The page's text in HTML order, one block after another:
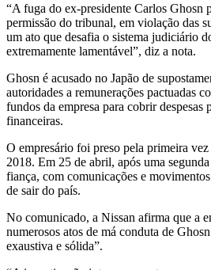
“A fuga do ex-presidente Carlos Ghosn
permissão do tribunal, em violação das
um ato que desafia o sistema judiciário
extremamente lamentável”, diz a nota.
Ghosn é acusado no Japão de
autoridades a remunerações pactuadas
fundos da empresa para cobrir despesas
financeiras.
O empresário foi preso pela primeira
2018. Em 25 de abril, após uma
fiança, com comunicações e
de sair do país.
No comunicado, a Nissan afirma que a
numerosos atos de má conduta de
exaustiva e sólida”.